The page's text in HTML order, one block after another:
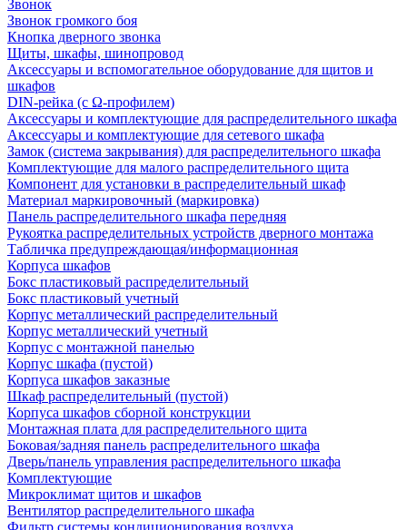
Звонок
Звонок громкого боя
Кнопка дверного звонка
Щиты, шкафы, шинопровод
Аксессуары и вспомогательное оборудование для щитов и
шкафов
DIN-рейка (с Ω-профилем)
Аксессуары и комплектующие для распределительного шкафа
Аксессуары и комплектующие для сетевого шкафа
Замок (система закрывания) для распределительного шкафа
Комплектующие для малого распределительного щита
Компонент для установки в распределительный шкаф
Материал маркировочный (маркировка)
Панель распределительного шкафа передняя
Рукоятка распределительных устройств дверного монтажа
Табличка предупреждающая/информационная
Корпуса шкафов
Бокс пластиковый распределительный
Бокс пластиковый учетный
Корпус металлический распределительный
Корпус металлический учетный
Корпус с монтажной панелью
Корпус шкафа (пустой)
Корпуса шкафов заказные
Шкаф распределительный (пустой)
Корпуса шкафов сборной конструкции
Монтажная плата для распределительного щита
Боковая/задняя панель распределительного шкафа
Дверь/панель управления распределительного шкафа
Комплектующие
Микроклимат щитов и шкафов
Вентилятор распределительного шкафа
Фильтр системы кондиционирования воздуха